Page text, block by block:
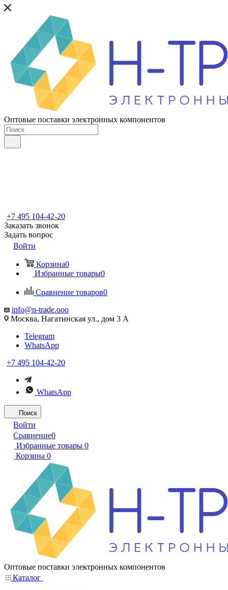
Оптовые поставки электронных компонентов
+7 495 104-42-20
Заказать звонок
Задать вопрос
Войти
Корзина0
Избранные товары0
Сравнение товаров0
info@n-trade.ooo
Москва, Нагатинская ул., дом 3 А
Telegram
WhatsApp
+7 495 104-42-20
WhatsApp
Поиск
Войти
Сравнение0
Избранные товары 0
Корзина 0
Оптовые поставки электронных компонентов
Каталог